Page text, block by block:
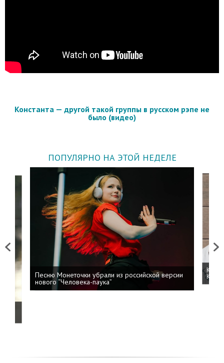
Константа — другой такой группы в русском рэпе не
было (видео)
ПОПУЛЯРНО НА ЭТОЙ НЕДЕЛЕ
Previous
Песню Монеточки убрали из российской версии
нового “Человека-паука”
Next